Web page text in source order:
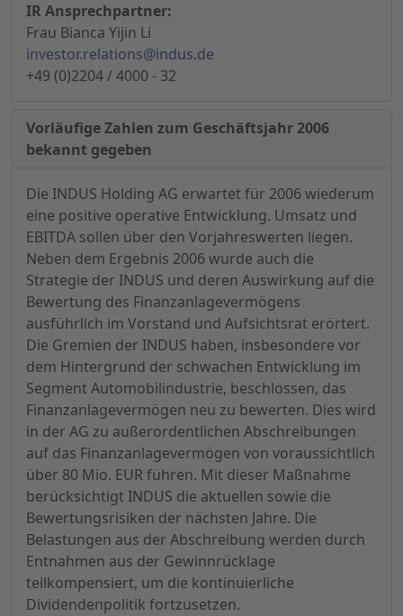
IR Ansprechpartner:
Frau Bianca Yijin Li
investor.relations@indus.de
+49 (0)2204 / 4000 - 32
Vorläufige Zahlen zum Geschäftsjahr 2006
bekannt gegeben
Die INDUS Holding AG erwartet für 2006 wiederum
eine positive operative Entwicklung. Umsatz und
EBITDA sollen über den Vorjahreswerten liegen.
Neben dem Ergebnis 2006 wurde auch die
Strategie der INDUS und deren Auswirkung auf die
Bewertung des Finanzanlagevermögens
ausführlich im Vorstand und Aufsichtsrat erörtert.
Die Gremien der INDUS haben, insbesondere vor
dem Hintergrund der schwachen Entwicklung im
Segment Automobilindustrie, beschlossen, das
Finanzanlagevermögen neu zu bewerten. Dies wird
in der AG zu außerordentlichen Abschreibungen
auf das Finanzanlagevermögen von voraussichtlich
über 80 Mio. EUR führen. Mit dieser Maßnahme
berücksichtigt INDUS die aktuellen sowie die
Bewertungsrisiken der nächsten Jahre. Die
Belastungen aus der Abschreibung werden durch
Entnahmen aus der Gewinnrücklage
teilkompensiert, um die kontinuierliche
Dividendenpolitik fortzusetzen.